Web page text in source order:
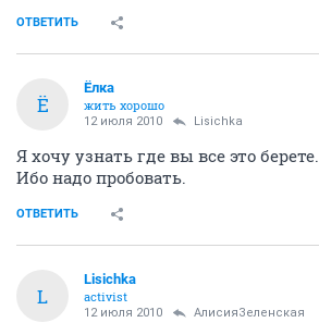
ОТВЕТИТЬ
Ё
Ёлка
жить хорошо
12 июля 2010 Lisichka
Я хочу узнать где вы все это берете.
Ибо надо пробовать.
ОТВЕТИТЬ
L
Lisichka
activist
12 июля 2010 АлисияЗеленская